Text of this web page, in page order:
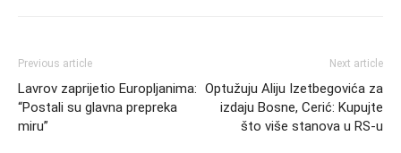
Previous article
Lavrov zaprijetio Europljanima:
“Postali su glavna prepreka
miru”
Next article
Optužuju Aliju Izetbegovića za
izdaju Bosne, Cerić: Kupujte
što više stanova u RS-u